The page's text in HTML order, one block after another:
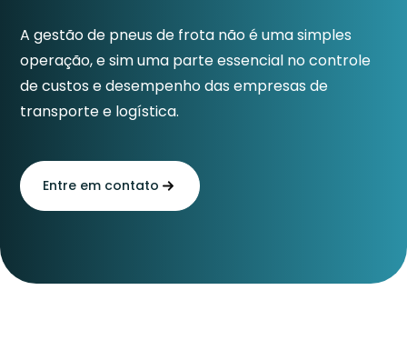
A gestão de pneus de frota não é uma simples
operação, e sim uma parte essencial no controle
de custos e desempenho das empresas de
transporte e logística.
Entre em contato